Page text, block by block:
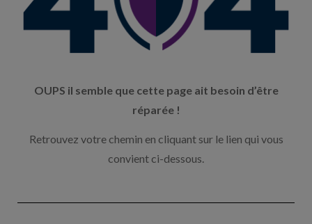
OUPS il semble que cette page ait besoin d’être
réparée !
Retrouvez votre chemin en cliquant sur le lien qui vous
convient ci-dessous.